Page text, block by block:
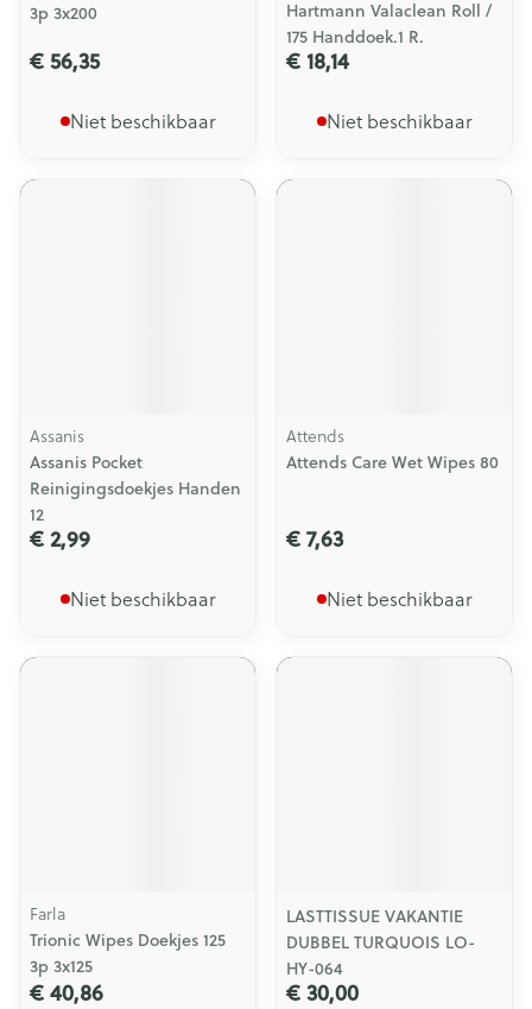
3p 3x200
€ 56,35
Niet beschikbaar
Hartmann Valaclean Roll /
175 Handdoek.1 R.
€ 18,14
Niet beschikbaar
Assanis
Assanis Pocket
Reinigingsdoekjes Handen
12
€ 2,99
Niet beschikbaar
Attends
Attends Care Wet Wipes 80
€ 7,63
Niet beschikbaar
Farla
Trionic Wipes Doekjes 125
3p 3x125
€ 40,86
LASTTISSUE VAKANTIE
DUBBEL TURQUOIS LO-
HY-064
€ 30,00